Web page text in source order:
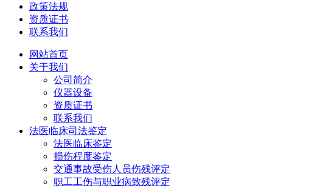
政策法规
资质证书
联系我们
网站首页
关于我们
公司简介
仪器设备
资质证书
联系我们
法医临床司法鉴定
法医临床鉴定
损伤程度鉴定
交通事故受伤人员伤残评定
职工工伤与职业病致残评定